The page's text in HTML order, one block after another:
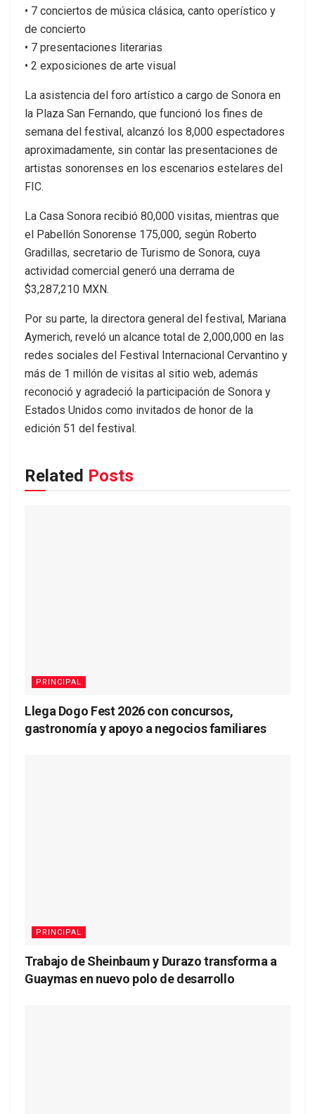
• 7 conciertos de música clásica, canto operístico y
de concierto
• 7 presentaciones literarias
• 2 exposiciones de arte visual
La asistencia del foro artístico a cargo de Sonora en
la Plaza San Fernando, que funcionó los fines de
semana del festival, alcanzó los 8,000 espectadores
aproximadamente, sin contar las presentaciones de
artistas sonorenses en los escenarios estelares del
FIC.
La Casa Sonora recibió 80,000 visitas, mientras que
el Pabellón Sonorense 175,000, según Roberto
Gradillas, secretario de Turismo de Sonora, cuya
actividad comercial generó una derrama de
$3,287,210 MXN.
Por su parte, la directora general del festival, Mariana
Aymerich, reveló un alcance total de 2,000,000 en las
redes sociales del Festival Internacional Cervantino y
más de 1 millón de visitas al sitio web, además
reconoció y agradeció la participación de Sonora y
Estados Unidos como invitados de honor de la
edición 51 del festival.
Related Posts
PRINCIPAL
Llega Dogo Fest 2026 con concursos,
gastronomía y apoyo a negocios familiares
PRINCIPAL
Trabajo de Sheinbaum y Durazo transforma a
Guaymas en nuevo polo de desarrollo